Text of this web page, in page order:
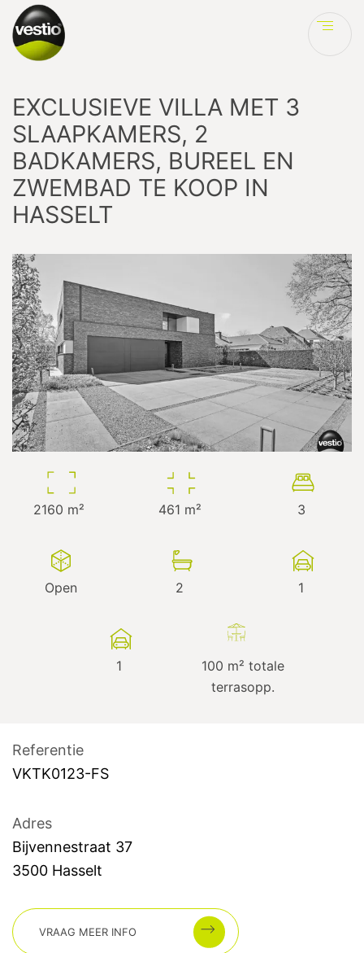
EXCLUSIEVE VILLA MET 3
SLAAPKAMERS, 2
BADKAMERS, BUREEL EN
ZWEMBAD TE KOOP IN
HASSELT
2160 m² 461 m² 3
Open 2 1
1 100 m² totale
terrasopp.
Referentie
VKTK0123-FS
Adres
Bijvennestraat 37
3500 Hasselt
VRAAG MEER INFO